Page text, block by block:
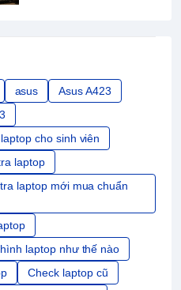
asus
Asus A423
cho sinh viên
laptop
laptop mới mua chuẩn
laptop như thế nào
Check laptop cũ